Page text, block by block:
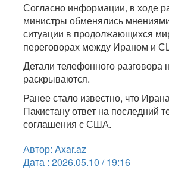
Согласно информации, в ходе
министры обменялись
ситуации в продолжающихся
переговорах между Ираном и
Детали телефонного разговора
раскрываются.
Ранее стало известно, что
Пакистану ответ на последний
соглашения с США.
Автор: Axar.az
Дата : 2026.05.10 / 19:16